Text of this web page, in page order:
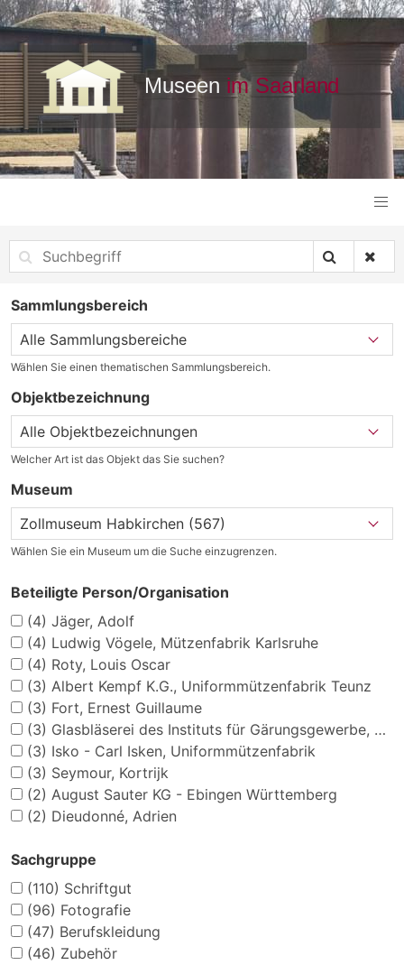
Sammlungsbereich
Wählen Sie einen thematischen Sammlungsbereich.
Objektbezeichnung
Welcher Art ist das Objekt das Sie suchen?
Museum
Wählen Sie ein Museum um die Suche einzugrenzen.
Beteiligte Person/Organisation
(4) Jäger, Adolf
(4) Ludwig Vögele, Mützenfabrik Karlsruhe
(4) Roty, Louis Oscar
(3) Albert Kempf K.G., Uniformmützenfabrik Teunz
(3) Fort, Ernest Guillaume
(3) Glasbläserei des Instituts für Gärungsgewerbe, Berlin N 65
(3) Isko - Carl Isken, Uniformmützenfabrik
(3) Seymour, Kortrijk
(2) August Sauter KG - Ebingen Württemberg
(2) Dieudonné, Adrien
Sachgruppe
(110) Schriftgut
(96) Fotografie
(47) Berufskleidung
(46) Zubehör